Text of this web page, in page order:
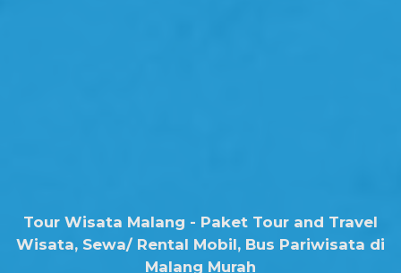
Tour Wisata Malang - Paket Tour and Travel
Wisata, Sewa/ Rental Mobil, Bus Pariwisata di
Malang Murah